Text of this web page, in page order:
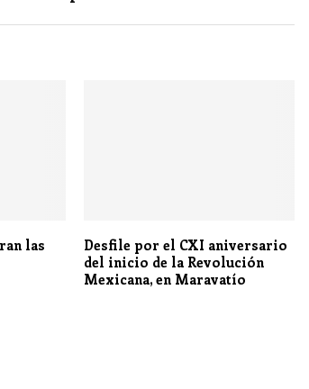
las
Desfile por el CXI aniversario
del inicio de la Revolución
Mexicana, en Maravatío